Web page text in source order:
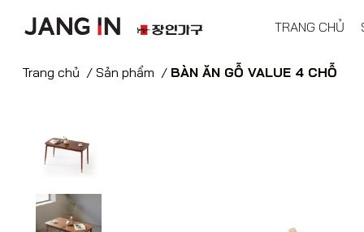
TRANG CHỦ
Trang chủ / Sản phẩm / BÀN ĂN GỖ VALUE 4 CHỖ